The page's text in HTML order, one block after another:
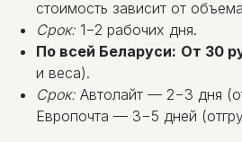
стоимость зависит от
Срок: 1−2 рабочих дня.
По всей Беларуси: От 30
и веса).
Срок: Автолайт — 2−3 дня
Европочта — 3−5 дней